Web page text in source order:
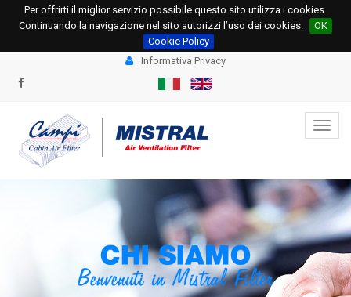
Per offrirti il miglior servizio possibile questo sito utilizza i cookies.
Continuando la navigazione nel sito autorizzi l’uso dei cookies.
OK
Cookie Policy
+39 0331.534695
+39 0331.534678
ordini@campi.eu
Informativa Privacy